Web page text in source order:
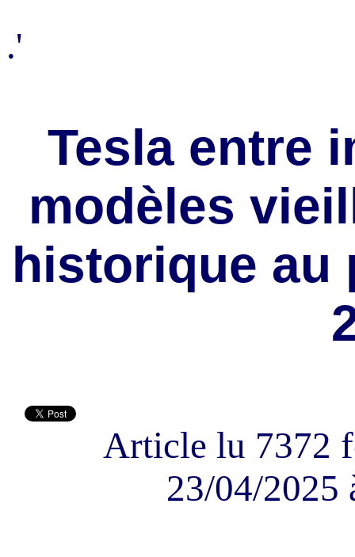
.'
Tesla entre
modèles
historique au
Article lu 7372
23/04/2025